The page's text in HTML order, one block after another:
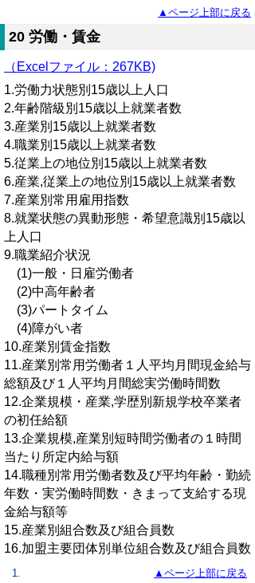
▲ページ上部に戻る
20 労働・賃金
（Excelファイル：267KB)
1.労働力状態別15歳以上人口
2.年齢階級別15歳以上就業者数
3.産業別15歳以上就業者数
4.職業別15歳以上就業者数
5.従業上の地位別15歳以上就業者数
6.産業,従業上の地位別15歳以上就業者数
7.産業別常用雇用指数
8.就業状態の異動形態・希望意識別15歳以
上人口
9.職業紹介状況
(1)一般・日雇労働者
(2)中高年齢者
(3)パートタイム
(4)障がい者
10.産業別賃金指数
11.産業別常用労働者１人平均月間現金給与
総額及び１人平均月間総実労働時間数
12.企業規模・産業,学歴別新規学校卒業者
の初任給額
13.企業規模,産業別短時間労働者の１時間
当たり所定内給与額
14.職種別常用労働者数及び平均年齢・勤続
年数・実労働時間数・きまって支給する現
金給与額等
15.産業別組合数及び組合員数
16.加盟主要団体別単位組合数及び組合員数
▲ページ上部に戻る